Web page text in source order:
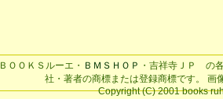
ＢＯＯＫＳルーエ・ ＢＭＳＨＯＰ ・吉祥寺ＪＰ の
社・著者の商標または登録商標です。 画
Copyright (C) 2001 books